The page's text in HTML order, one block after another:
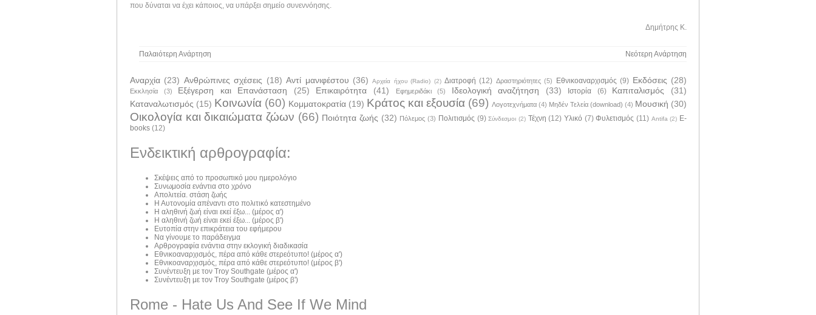
που δύναται να έχει κάποιος, να υπάρξει σημείο συνεννόησης.
Δημήτρης Κ.
Νεότερη Ανάρτηση
Παλαιότερη Ανάρτηση
Αναρχία (23) Ανθρώπινες σχέσεις (18) Αντί μανιφέστου (36) Αρχεία ήχου (Radio) (2) Διατροφή (12) Δραστηριότητες (5) Εθνικοαναρχισμός (9) Εκδόσεις (28)
Εκκλησία (3) Εξέγερση και Επανάσταση (25) Επικαιρότητα (41) Εφημεριδάκι (5) Ιδεολογική αναζήτηση (33) Ιστορία (6) Καπιταλισμός
(31)
Καταναλωτισμός (15) Κοινωνία (60) Κομματοκρατία (19) Κράτος και εξουσία (69) Λογοτεχνήματα (4) Μηδέν Τελεία (download) (4) Μουσική (30)
Οικολογία και δικαιώματα ζώων (66) Ποιότητα ζωής (32) Πόλεμος (3) Πολιτισμός (9) Σύνδεσμοι (2) Τέχνη (12) Υλικό (7) Φυλετισμός (11) Antifa (2) E-
books (12)
Ενδεικτική αρθρογραφία:
Σκέψεις από το προσωπικό μου ημερολόγιο
Συνωμοσία ενάντια στο χρόνο
Απολιτεία. στάση ζωής
Η Αυτονομία απέναντι στο πολιτικό κατεστημένο
Η αληθινή ζωή είναι εκεί έξω... (μέρος α')
Η αληθινή ζωή είναι εκεί έξω... (μέρος β')
Ευτοπία στην επικράτεια του εφήμερου
Να γίνουμε το παράδειγμα
Αρθρογραφία ενάντια στην εκλογική διαδικασία
Εθνικοαναρχισμός, πέρα από κάθε στερεότυπο! (μέρος α')
Εθνικοαναρχισμός, πέρα από κάθε στερεότυπο! (μέρος β')
Συνέντευξη με τον Troy Southgate (μέρος α')
Συνέντευξη με τον Troy Southgate (μέρος β')
Rome - Hate Us And See If We Mind